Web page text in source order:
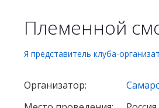
Племенной
Я представитель клуба-
Организатор: